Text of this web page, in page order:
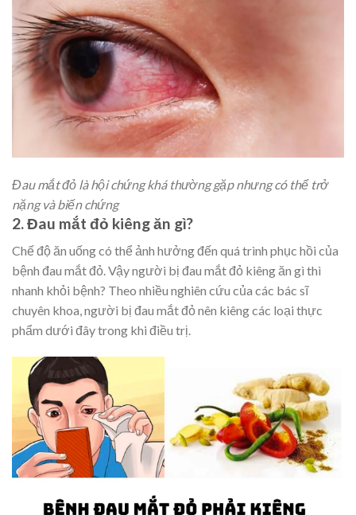
Đau mắt đỏ là hội chứng khá thường gặp nhưng có thể trở
nặng và biến chứng
2. Đau mắt đỏ kiêng ăn gì?
Chế độ ăn uống có thể ảnh hưởng đến quá trình phục hồi của
bệnh đau mắt đỏ. Vậy người bị đau mắt đỏ kiêng ăn gì thì
nhanh khỏi bệnh? Theo nhiều nghiên cứu của các bác sĩ
chuyên khoa, người bị đau mắt đỏ nên kiêng các loại thực
phẩm dưới đây trong khi điều trị.